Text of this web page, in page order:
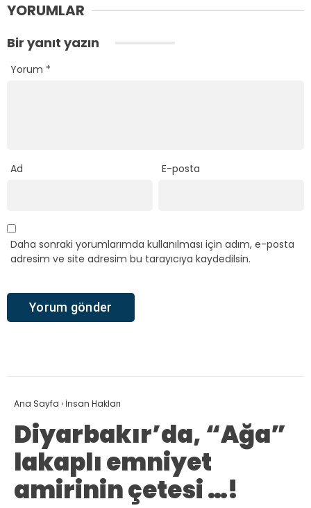
YORUMLAR
Bir yanıt yazın
Yorum *
Ad E-posta
Daha sonraki yorumlarımda kullanılması için adım, e-posta
adresim ve site adresim bu tarayıcıya kaydedilsin.
Ana Sayfa › İnsan Hakları
Diyarbakır’da, “Ağa”
lakaplı emniyet
amirinin çetesi …!